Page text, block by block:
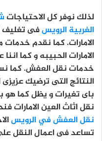
لذلك نوفر كل الاحتياجات
الغربية الرويسفى تغليف
الامارات. كما نقدم
الامارات الحبيبه و كما
خدمات نقل العفش. كما
النتائج التى ترضيك
باى تغيرات و يظل كما هو
نقل اثاث العين الامارات
نقل العفش في الرويس
تساعد فى اعمال النقل